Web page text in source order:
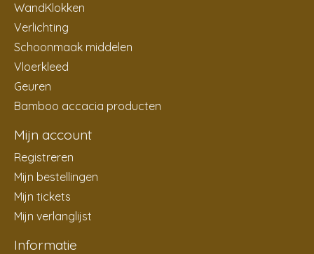
WandKlokken
Verlichting
Schoonmaak middelen
Vloerkleed
Geuren
Bamboo accacia producten
Mijn account
Registreren
Mijn bestellingen
Mijn tickets
Mijn verlanglijst
Informatie